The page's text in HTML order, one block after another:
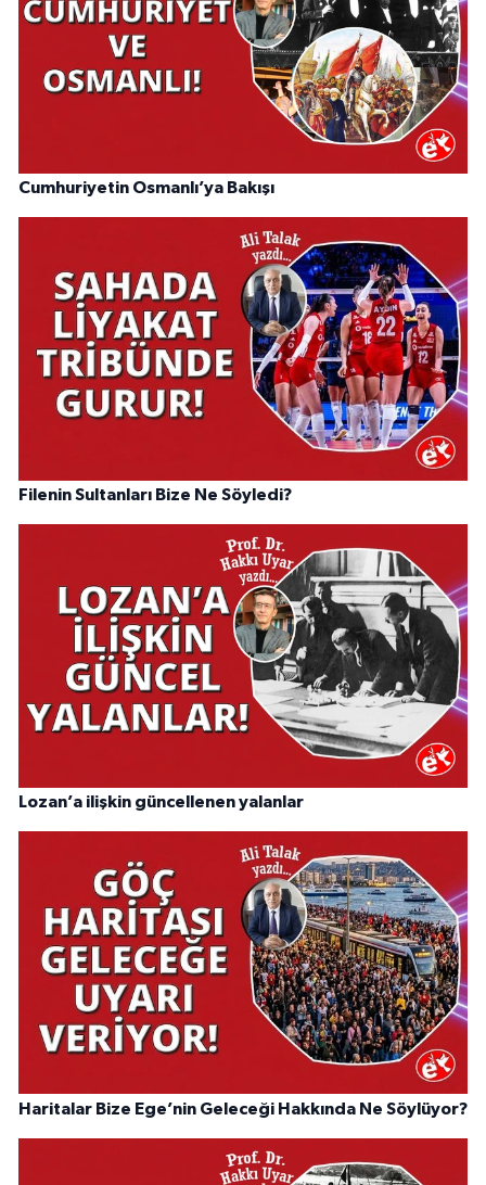
Cumhuriyetin Osmanlı’ya Bakışı
Filenin Sultanları Bize Ne Söyledi?
Lozan’a ilişkin güncellenen yalanlar
Haritalar Bize Ege’nin Geleceği Hakkında Ne Söylüyor?